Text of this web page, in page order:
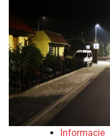
Informacje